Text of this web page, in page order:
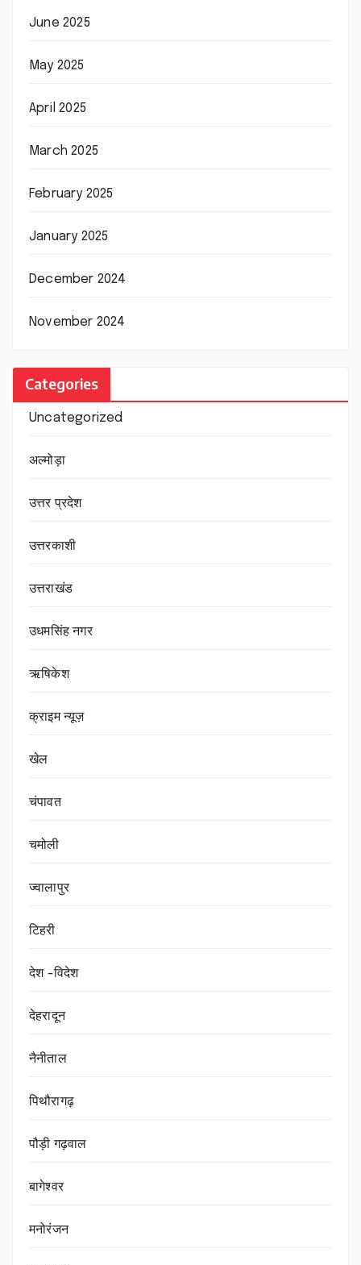
June 2025
May 2025
April 2025
March 2025
February 2025
January 2025
December 2024
November 2024
Categories
Uncategorized
अल्मोड़ा
उत्तर प्रदेश
उत्तरकाशी
उत्तराखंड
उधमसिंह नगर
ऋषिकेश
क्राइम न्यूज़
खेल
चंपावत
चमोली
ज्वालापुर
टिहरी
देश -विदेश
देहरादून
नैनीताल
पिथौरागढ़
पौड़ी गढ़वाल
बागेश्वर
मनोरंजन